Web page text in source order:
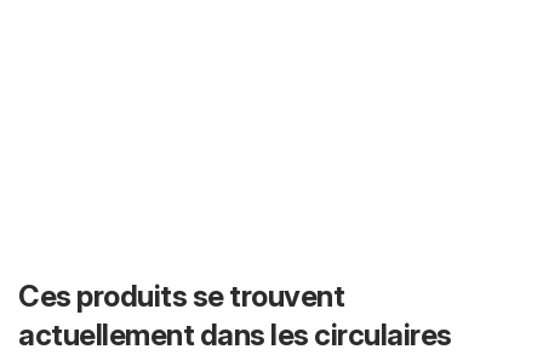
Ces produits se trouvent
actuellement dans les circulaires